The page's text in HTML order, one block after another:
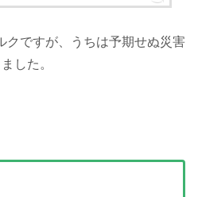
クですが、うちは予期せぬ災害
した。